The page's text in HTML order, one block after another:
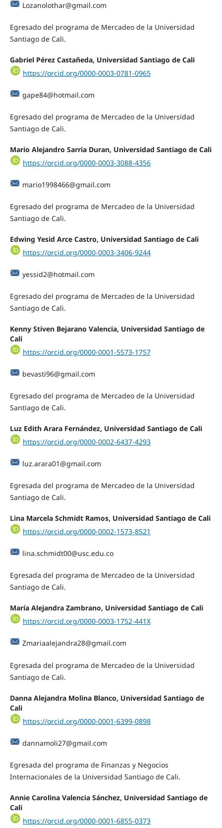
Lozanolothar@gmail.com
Egresado del programa de Mercadeo de la Universidad
Santiago de Cali.
Gabriel Pérez Castañeda, Universidad Santiago de Cali
https://orcid.org/0000-0003-0781-0965
gape84@hotmail.com
Egresado del programa de Mercadeo de la Universidad
Santiago de Cali.
Mario Alejandro Sarria Duran, Universidad Santiago de Cali
https://orcid.org/0000-0003-3088-4356
mario1998466@gmail.com
Egresado del programa de Mercadeo de la Universidad
Santiago de Cali.
Edwing Yesid Arce Castro, Universidad Santiago de Cali
https://orcid.org/0000-0003-3406-9244
yessid2@hotmail.com
Egresado del programa de Mercadeo de la Universidad
Santiago de Cali.
Kenny Stiven Bejarano Valencia, Universidad Santiago de
Cali
https://orcid.org/0000-0001-5573-1757
bevasti96@gmail.com
Egresado del programa de Mercadeo de la Universidad
Santiago de Cali.
Luz Edith Arara Fernández, Universidad Santiago de Cali
https://orcid.org/0000-0002-6437-4293
luz.arara01@gmail.com
Egresada del programa de Mercadeo de la Universidad
Santiago de Cali.
Lina Marcela Schmidt Ramos, Universidad Santiago de Cali
https://orcid.org/0000-0002-1573-8521
lina.schmidt00@usc.edu.co
Egresada del programa de Mercadeo de la Universidad
Santiago de Cali.
María Alejandra Zambrano, Universidad Santiago de Cali
https://orcid.org/0000-0003-1752-441X
Zmariaalejandra28@gmail.com
Egresada del programa de Mercadeo de la Universidad
Santiago de Cali.
Danna Alejandra Molina Blanco, Universidad Santiago de
Cali
https://orcid.org/0000-0001-6399-0898
dannamoli27@gmail.com
Egresada del programa de Finanzas y Negocios
Internacionales de la Universidad Santiago de Cali.
Annie Carolina Valencia Sánchez, Universidad Santiago de
Cali
https://orcid.org/0000-0001-6855-0373